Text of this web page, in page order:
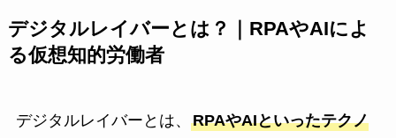
デジタルレイバーとは？｜RPAやAIによ
る仮想知的労働者
デジタルレイバーとは、 RPAやAIといったテクノ